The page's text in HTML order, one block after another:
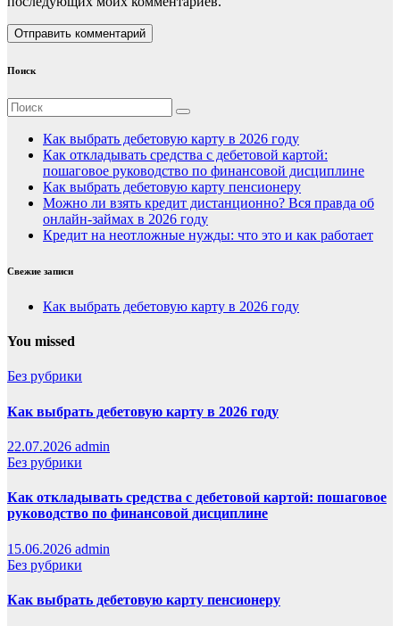
Поиск
Как выбрать дебетовую карту в 2026 году
Как откладывать средства с дебетовой картой:
пошаговое руководство по финансовой дисциплине
Как выбрать дебетовую карту пенсионеру
Можно ли взять кредит дистанционно? Вся правда об
онлайн-займах в 2026 году
Кредит на неотложные нужды: что это и как работает
Свежие записи
Как выбрать дебетовую карту в 2026 году
You missed
Без рубрики
Как выбрать дебетовую карту в 2026 году
22.07.2026 admin
Без рубрики
Как откладывать средства с дебетовой картой: пошаговое
руководство по финансовой дисциплине
15.06.2026 admin
Без рубрики
Как выбрать дебетовую карту пенсионеру